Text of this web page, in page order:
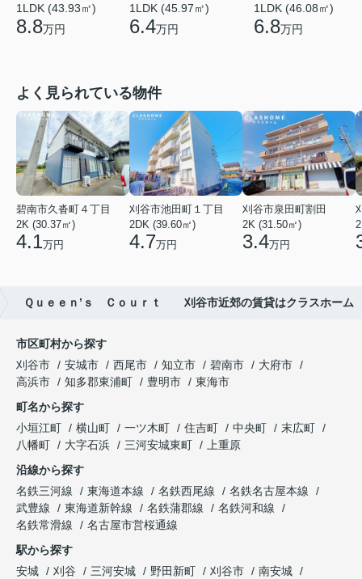
1LDK (43.93㎡)
8.8万円
1LDK (45.97㎡)
6.4万円
1LDK (46.08㎡)
6.8万円
よく見られている物件
碧南市久沓町４丁目
2K (30.37㎡)
4.1万円
刈谷市池田町１丁目
2DK (39.60㎡)
4.7万円
刈谷市泉田町割田
2K (31.50㎡)
3.4万円
Ｑｕｅｅｎ’ｓ Ｃｏｕｒｔ 刈谷市近郊の賃貸はクラスホーム
市区町村から探す
刈谷市
安城市 西尾市 知立市 碧南市
大府市
高浜市
知多郡東浦町 豊明市
東海市
町名から探す
小垣江町
横山町 一ツ木町 住吉町 中央町
末広町
八幡町
大字石浜 三河安城東町
上重原
沿線から探す
名鉄三河線
東海道本線 名鉄西尾線
名鉄名古屋本線
武豊線
東海道新幹線 名鉄蒲郡線
名鉄河和線
名鉄常滑線
名古屋市営桜通線
駅から探す
安城
刈谷 三河安城 野田新町 刈谷市
南安城